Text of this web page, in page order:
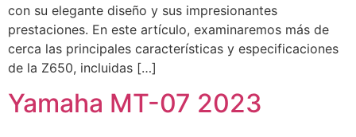
con su elegante diseño y sus impresionantes
prestaciones. En este artículo, examinaremos más de
cerca las principales características y especificaciones
de la Z650, incluidas […]
Yamaha MT-07 2023